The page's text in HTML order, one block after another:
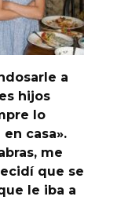
a
hijos
lo
casa».
me
que se
le iba a